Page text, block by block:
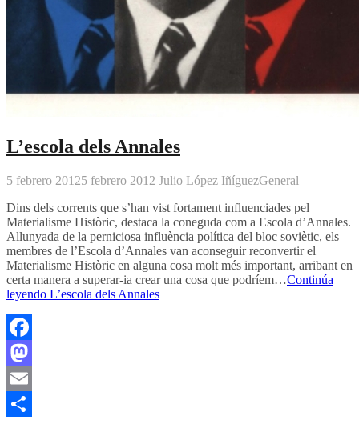
L’escola dels Annales
5 febrero 20125 febrero 2012 Julio López IñíguezGeneral
Dins dels corrents que s’han vist fortament influenciades pel
Materialisme Històric, destaca la coneguda com a Escola d’Annales.
Allunyada de la perniciosa influència política del bloc soviètic, els
membres de l’Escola d’Annales van aconseguir reconvertir el
Materialisme Històric en alguna cosa molt més important, arribant en
certa manera a superar-ia crear una cosa que podríem…Continúa
leyendo L’escola dels Annales
Facebook
Mastodon
Email